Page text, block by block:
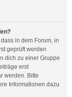
in dem Forum, in
geprüft werden
dich zu einer Gruppe
erst
werden. Bitte
Informationen dazu